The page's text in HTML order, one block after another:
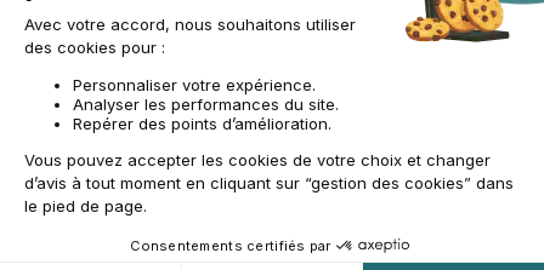
Être prévenu en exclusivité
Mentions légalesGestion des cookies
Conditions générales de vente
AccessibilitéPlan du site
CH-FR | CHF
© 2009-2025 RECOMMERCE - Tous droits réservés.